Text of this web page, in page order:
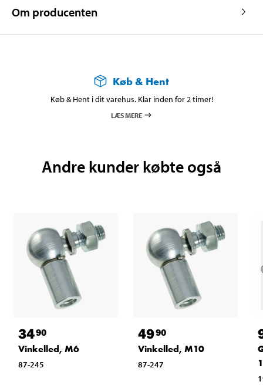
Om producenten
Køb & Hent
Køb & Hent i dit varehus. Klar inden for 2 timer!
LÆS MERE
Andre kunder købte også
3490
Vinkelled, M6
87-245
4990
Vinkelled, M10
87-247